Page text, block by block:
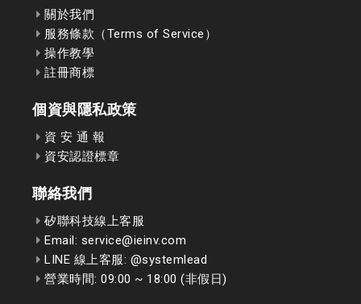
關於我們
服務條款（Terms of Service）
操作教學
註冊商標
個資與隱私政策
資 安 通 報
資安認證標章
聯絡我們
矽聯科技線上客服
Email: service@ieinv.com
LINE 線上客服: @systemlead
營業時間: 09:00 ~ 18:00 (非假日)